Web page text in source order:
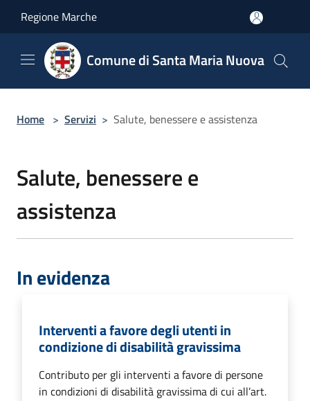
Regione Marche
Comune di Santa Maria Nuova
Home > Servizi > Salute, benessere e assistenza
Salute, benessere e
assistenza
In evidenza
Interventi a favore degli utenti in
condizione di disabilità gravissima
Contributo per gli interventi a favore di persone
in condizioni di disabilità gravissima di cui all’art.